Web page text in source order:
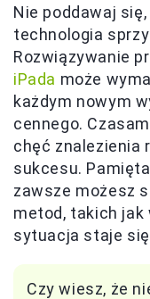
Nie poddawaj
technologia
Rozwiązywanie
iPada może
każdym nowym
cennego.
chęć znalezienia
sukcesu.
zawsze możesz
metod, takich jak
sytuacja staje
Czy wiesz, że